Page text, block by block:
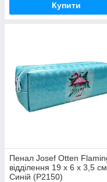
Купити
Пенал Josef Otten
відділення 19 х 6 х 3,5 см
Синій (P2150)